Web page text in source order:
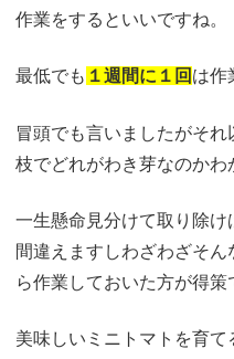
作業をするといいですね。
最低でも １週間に１回 は作
冒頭でも言いましたがそ
枝でどれがわき芽なのかわ
一生懸命見分けて取り除
間違えますしわざわざそ
ら作業しておいた方が得策
美味しいミニトマトを育て